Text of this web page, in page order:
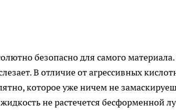
безопасно для самого
В отличие от агрессивных
которое уже ничем не
не растечется бесформенной